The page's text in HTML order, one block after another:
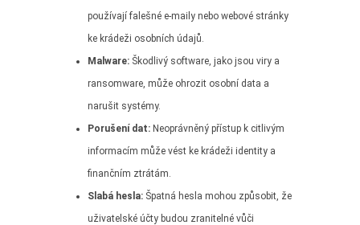
používají falešné e-maily nebo webové stránky
ke krádeži osobních údajů.
Malware: Škodlivý software, jako jsou viry a
ransomware, může ohrozit osobní data a
narušit systémy.
Porušení dat: Neoprávněný přístup k citlivým
informacím může vést ke krádeži identity a
finančním ztrátám.
Slabá hesla: Špatná hesla mohou způsobit, že
uživatelské účty budou zranitelné vůči